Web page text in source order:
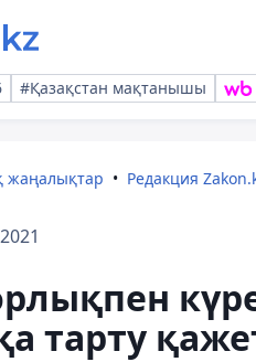
#Қазақстан мақтанышы
жаңалықтар Редакция
тарту